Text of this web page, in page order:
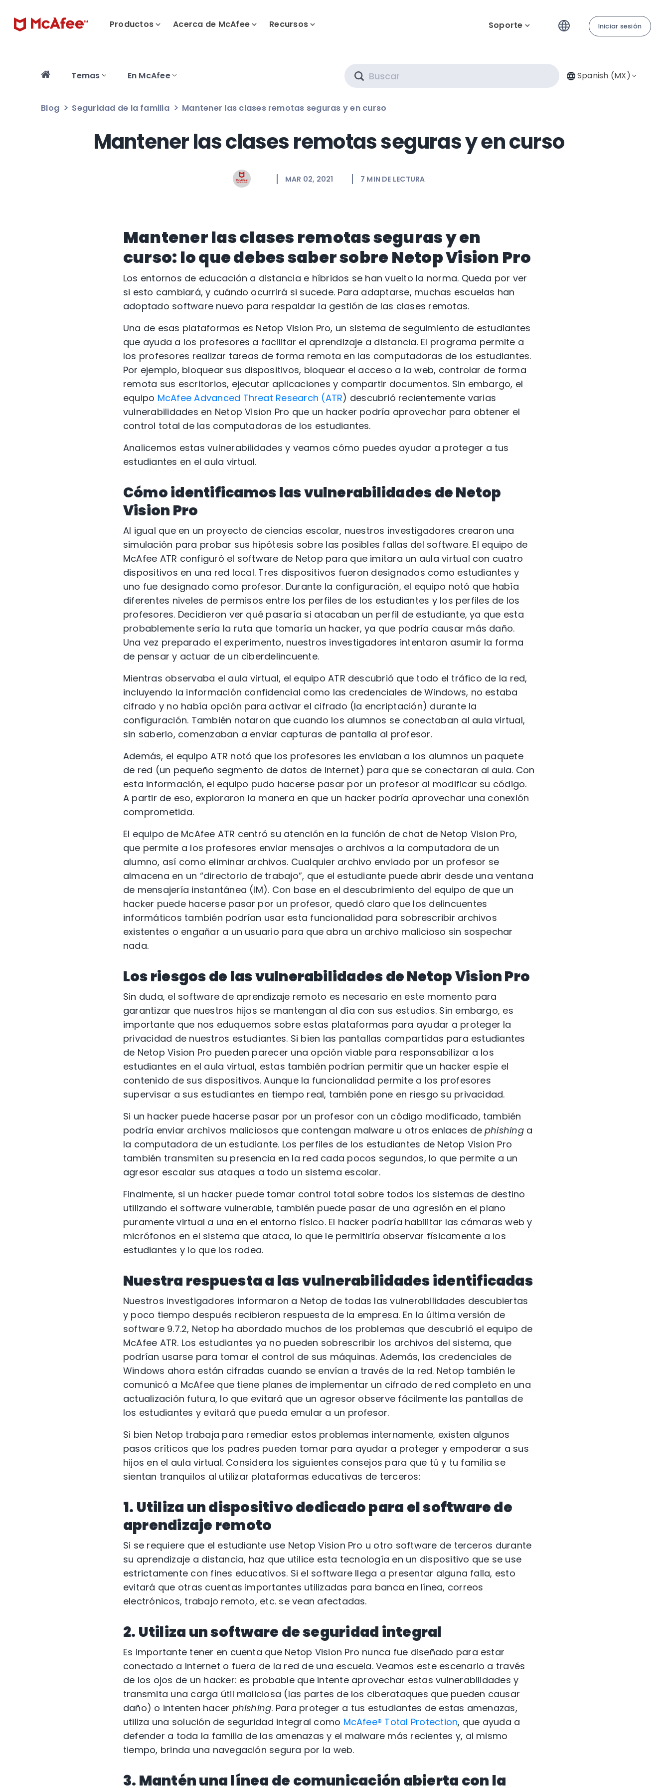
Productos Acerca de McAfee Recursos Soporte Iniciar sesión
Temas En McAfee Spanish (MX)
Blog Seguridad de la familia Mantener las clases remotas seguras y en curso
Mantener las clases remotas seguras y en curso
MAR 02, 2021 7 MIN DE LECTURA
Mantener las clases remotas seguras y en
curso: lo que debes saber sobre Netop Vision Pro
Los entornos de educación a distancia e híbridos se han vuelto la norma. Queda por ver
si esto cambiará, y cuándo ocurrirá si sucede. Para adaptarse, muchas escuelas han
adoptado software nuevo para respaldar la gestión de las clases remotas.
Una de esas plataformas es Netop Vision Pro, un sistema de seguimiento de estudiantes
que ayuda a los profesores a facilitar el aprendizaje a distancia. El programa permite a
los profesores realizar tareas de forma remota en las computadoras de los estudiantes.
Por ejemplo, bloquear sus dispositivos, bloquear el acceso a la web, controlar de forma
remota sus escritorios, ejecutar aplicaciones y compartir documentos. Sin embargo, el
equipo McAfee Advanced Threat Research (ATR) descubrió recientemente varias
vulnerabilidades en Netop Vision Pro que un hacker podría aprovechar para obtener el
control total de las computadoras de los estudiantes.
Analicemos estas vulnerabilidades y veamos cómo puedes ayudar a proteger a tus
estudiantes en el aula virtual.
Cómo identificamos las vulnerabilidades de Netop
Vision Pro
Al igual que en un proyecto de ciencias escolar, nuestros investigadores crearon una
simulación para probar sus hipótesis sobre las posibles fallas del software. El equipo de
McAfee ATR configuró el software de Netop para que imitara un aula virtual con cuatro
dispositivos en una red local. Tres dispositivos fueron designados como estudiantes y
uno fue designado como profesor. Durante la configuración, el equipo notó que había
diferentes niveles de permisos entre los perfiles de los estudiantes y los perfiles de los
profesores. Decidieron ver qué pasaría si atacaban un perfil de estudiante, ya que esta
probablemente sería la ruta que tomaría un hacker, ya que podría causar más daño.
Una vez preparado el experimento, nuestros investigadores intentaron asumir la forma
de pensar y actuar de un ciberdelincuente.
Mientras observaba el aula virtual, el equipo ATR descubrió que todo el tráfico de la red,
incluyendo la información confidencial como las credenciales de Windows, no estaba
cifrado y no había opción para activar el cifrado (la encriptación) durante la
configuración. También notaron que cuando los alumnos se conectaban al aula virtual,
sin saberlo, comenzaban a enviar capturas de pantalla al profesor.
Además, el equipo ATR notó que los profesores les enviaban a los alumnos un paquete
de red (un pequeño segmento de datos de Internet) para que se conectaran al aula. Con
esta información, el equipo pudo hacerse pasar por un profesor al modificar su código.
A partir de eso, exploraron la manera en que un hacker podría aprovechar una conexión
comprometida.
El equipo de McAfee ATR centró su atención en la función de chat de Netop Vision Pro,
que permite a los profesores enviar mensajes o archivos a la computadora de un
alumno, así como eliminar archivos. Cualquier archivo enviado por un profesor se
almacena en un “directorio de trabajo”, que el estudiante puede abrir desde una ventana
de mensajería instantánea (IM). Con base en el descubrimiento del equipo de que un
hacker puede hacerse pasar por un profesor, quedó claro que los delincuentes
informáticos también podrían usar esta funcionalidad para sobrescribir archivos
existentes o engañar a un usuario para que abra un archivo malicioso sin sospechar
nada.
Los riesgos de las vulnerabilidades de Netop Vision Pro
Sin duda, el software de aprendizaje remoto es necesario en este momento para
garantizar que nuestros hijos se mantengan al día con sus estudios. Sin embargo, es
importante que nos eduquemos sobre estas plataformas para ayudar a proteger la
privacidad de nuestros estudiantes. Si bien las pantallas compartidas para estudiantes
de Netop Vision Pro pueden parecer una opción viable para responsabilizar a los
estudiantes en el aula virtual, estas también podrían permitir que un hacker espíe el
contenido de sus dispositivos. Aunque la funcionalidad permite a los profesores
supervisar a sus estudiantes en tiempo real, también pone en riesgo su privacidad.
Si un hacker puede hacerse pasar por un profesor con un código modificado, también
podría enviar archivos maliciosos que contengan malware u otros enlaces de phishinga
la computadora de un estudiante. Los perfiles de los estudiantes de Netop Vision Pro
también transmiten su presencia en la red cada pocos segundos, lo que permite a un
agresor escalar sus ataques a todo un sistema escolar.
Finalmente, si un hacker puede tomar control total sobre todos los sistemas de destino
utilizando el software vulnerable, también puede pasar de una agresión en el plano
puramente virtual a una en el entorno físico. El hacker podría habilitar las cámaras web y
micrófonos en el sistema que ataca, lo que le permitiría observar físicamente a los
estudiantes y lo que los rodea.
Nuestra respuesta a las vulnerabilidades identificadas
Nuestros investigadores informaron a Netop de todas las vulnerabilidades descubiertas
y poco tiempo después recibieron respuesta de la empresa. En la última versión de
software 9.7.2, Netop ha abordado muchos de los problemas que descubrió el equipo de
McAfee ATR. Los estudiantes ya no pueden sobrescribir los archivos del sistema, que
podrían usarse para tomar el control de sus máquinas. Además, las credenciales de
Windows ahora están cifradas cuando se envían a través de la red. Netop también le
comunicó a McAfee que tiene planes de implementar un cifrado de red completo en una
actualización futura, lo que evitará que un agresor observe fácilmente las pantallas de
los estudiantes y evitará que pueda emular a un profesor.
Si bien Netop trabaja para remediar estos problemas internamente, existen algunos
pasos críticos que los padres pueden tomar para ayudar a proteger y empoderar a sus
hijos en el aula virtual. Considera los siguientes consejos para que tú y tu familia se
sientan tranquilos al utilizar plataformas educativas de terceros:
1. Utiliza un dispositivo dedicado para el software de
aprendizaje remoto
Si se requiere que el estudiante use Netop Vision Pro u otro software de terceros durante
su aprendizaje a distancia, haz que utilice esta tecnología en un dispositivo que se use
estrictamente con fines educativos. Si el software llega a presentar alguna falla, esto
evitará que otras cuentas importantes utilizadas para banca en línea, correos
electrónicos, trabajo remoto, etc. se vean afectadas.
2. Utiliza un software de seguridad integral
Es importante tener en cuenta que Netop Vision Pro nunca fue diseñado para estar
conectado a Internet o fuera de la red de una escuela. Veamos este escenario a través
de los ojos de un hacker: es probable que intente aprovechar estas vulnerabilidades y
transmita una carga útil maliciosa (las partes de los ciberataques que pueden causar
daño) o intenten hacer phishing. Para proteger a tus estudiantes de estas amenazas,
utiliza una solución de seguridad integral como McAfee® Total Protection, que ayuda a
defender a toda la familia de las amenazas y el malware más recientes y, al mismo
tiempo, brinda una navegación segura por la web.
3. Mantén una línea de comunicación abierta con la